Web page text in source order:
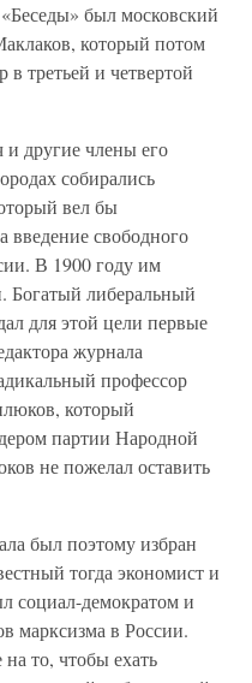
был московский
который потом
третьей и четвертой
другие члены его
собирались
вел бы
введение свободного
В 1900 году им
Богатый либеральный
для этой цели первые
журнала
профессор
который
партии Народной
не пожелал оставить
был поэтому избран
тогда экономист и
социал-демократом и
марксизма в России.
на то, чтобы ехать